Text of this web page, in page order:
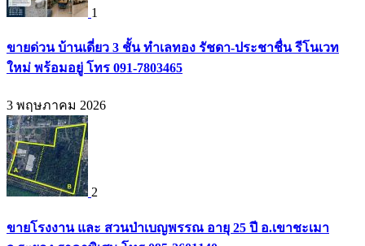
1
ขายด่วน บ้านเดี่ยว 3 ชั้น ทำเลทอง รัชดา-ประชาชื่น รีโนเวท
ใหม่ พร้อมอยู่ โทร 091-7803465
3 พฤษภาคม 2026
2
ขายโรงงาน และ สวนป่าเบญพรรณ อายุ 25 ปี อ.เขาชะเมา